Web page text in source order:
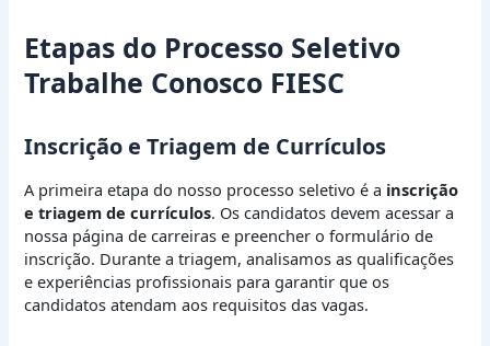
Etapas do Processo Seletivo
Trabalhe Conosco FIESC
Inscrição e Triagem de Currículos
A primeira etapa do nosso processo seletivo é a inscrição
e triagem de currículos. Os candidatos devem acessar a
nossa página de carreiras e preencher o formulário de
inscrição. Durante a triagem, analisamos as qualificações
e experiências profissionais para garantir que os
candidatos atendam aos requisitos das vagas.